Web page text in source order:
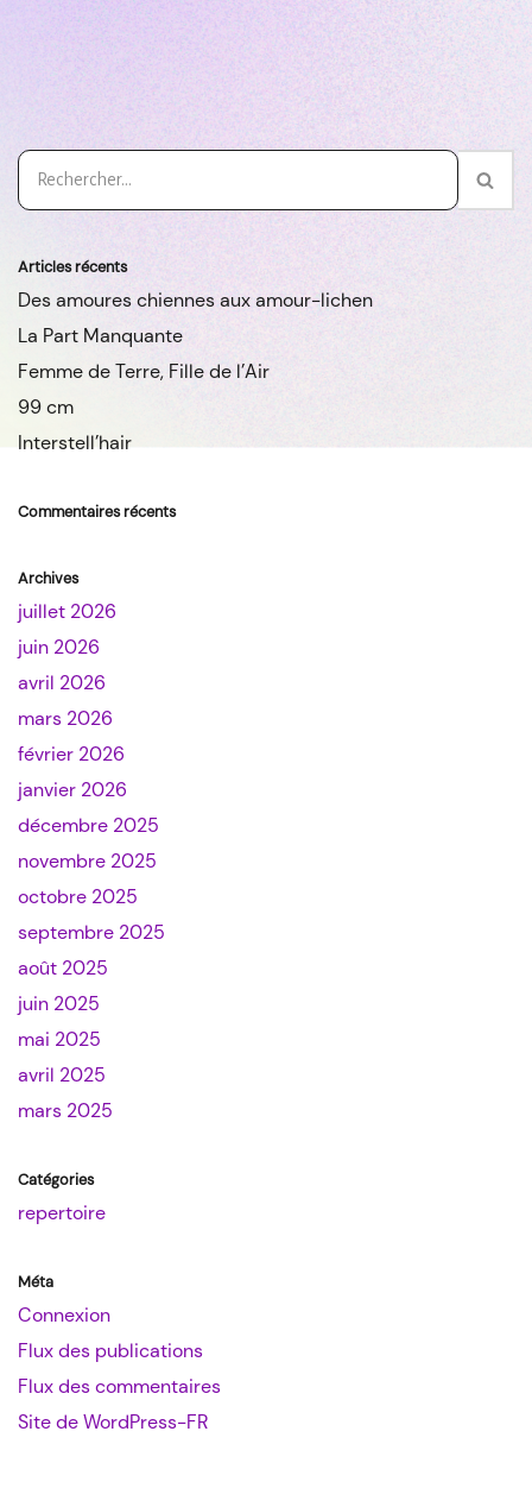
Articles récents
Des amoures chiennes aux amour-lichen
La Part Manquante
Femme de Terre, Fille de l’Air
99 cm
Interstell’hair
Commentaires récents
Archives
juillet 2026
juin 2026
avril 2026
mars 2026
février 2026
janvier 2026
décembre 2025
novembre 2025
octobre 2025
septembre 2025
août 2025
juin 2025
mai 2025
avril 2025
mars 2025
Catégories
repertoire
Méta
Connexion
Flux des publications
Flux des commentaires
Site de WordPress-FR